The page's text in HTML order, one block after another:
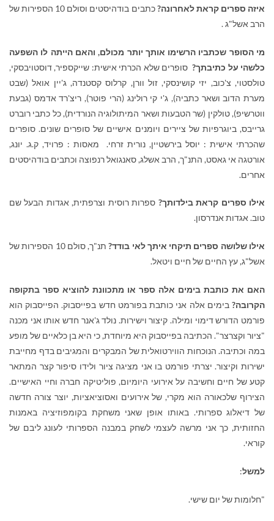
איזה ספרים קראת לאחרונה?
כתבים בודהיסטים וסולם 10 הספירות של
הרב אשל"ג .
מי הסופר שכתביו הרשימו אותך יותר מכולם, והאם הייתה לו השפעה
כלשהי על כתיבתך? סופרים שלא הכרתי אישית: שייקספיר, דוסטויבסקי,
טולסטוי, צ'כוב, יזי קושינסקי, זול וורן, קרלוס קסטנדה, ג'יין אואל (שבט
מערת הדוב ושאר כתביה), ג'י קי רולינג (הרי פוטר), ריצ'רד אדמס (גבעת
ווטרשיפ), טולקין (שר הטבעות ושאר המיתולוגיה הנורדית), כל כתבי רוברט
גרייבס, ביוגרפיות של ציירים ויומנים אישיים של סופרים שונים. סופרים
שהכרתי אישית : יוסל בירשטיין, נורית זרחי. מאסות : פרויד, ק.ג. יונג,
אורטגה אי גאסט, התנ"ך, הרב אשלג, סאנגואל רנפוצה וכתבים בודהיסטים
אחרים.
אילו ספרים קראת בילדותך? ספרות רוסית וצרפתית, אגדות הבעל שם
טוב. אגדות אנדרסון.
אילו שלושה ספרים תיקחי איתך לאי בודד?
תנ"ך, סולם 10 הספירות של
אשל"ג, עץ החיים של חיים ויטאל.
האם את כותבת בימים אלה ספר או מתכוונת להוציא ספר בתקופה
הקרובה?בימים אלה אני כותבת בפורמט חדש בפייסבוק. הפייסבוק הוא
פורמט הדורש דימוי ומילה. קיצור וישירות. נולד ג'אנר חדש אותו אני מכנה
"ציור וקצרצר". הכתיבה בפייסבוק היא מיוחדת, כי היא בן כלאיים של מופע
במה וכתיבה. הנוכחות הווירטואלית של המבקרים והמגיבים בדף מחייבת
ישירות וקיצור. יצרתי פורמט בו אני מציגה ציור ולידו סיפור קצר המתאר
קטע של חיים וחשיבה על אירועי היומיום, פוליטיקה חברה וחיי האישיים.
הצירוף שלכאורה הוא מקרי, של אירועים ואסוציאציות, יוצר צורה חדשה
של דיאלוג ספרותי. באותו אופן שאני משחקת בקומפוזיציה באמנות
החזותית, כך אני מרשה לעצמי לשחק במבנה הספרותי לעונג ליבם של
קוראי.
למשל:
"חלומות של יום שישי.